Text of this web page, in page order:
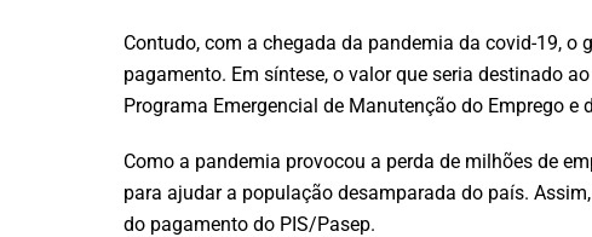
Contudo, com a chegada da pandemia da covid-19,
pagamento. Em síntese, o valor que seria destinado
Programa Emergencial de Manutenção do Emprego e
Como a pandemia provocou a perda de milhões de
para ajudar a população desamparada do país.
do pagamento do PIS/Pasep.